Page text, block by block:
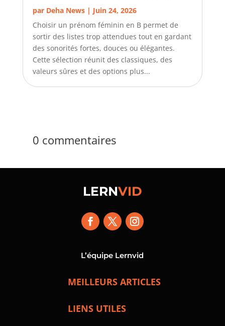
par Deha News| Juin 24, 2026
Choisir un prénom féminin en B permet de
sortir des listes trop attendues tout en gardant
des sonorités fortes, douces ou élégantes.
Cette sélection réunit des classiques, des
valeurs sûres et des options plus...
0 commentaires
LERNVID
L’équipe Lernvid
MEILLEURS ARTICLES
LIENS UTILES